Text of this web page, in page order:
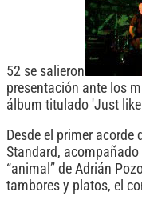
52 se salieron
presentación ante los
álbum titulado 'Just
Desde el primer acorde
Standard,
“animal” de Adrián
tambores y platos, el